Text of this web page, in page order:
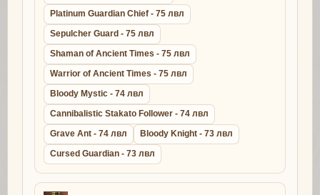
Platinum Guardian Chief - 75 лвл
Sepulcher Guard - 75 лвл
Shaman of Ancient Times - 75 лвл
Warrior of Ancient Times - 75 лвл
Bloody Mystic - 74 лвл
Cannibalistic Stakato Follower - 74 лвл
Grave Ant - 74 лвл
Bloody Knight - 73 лвл
Cursed Guardian - 73 лвл